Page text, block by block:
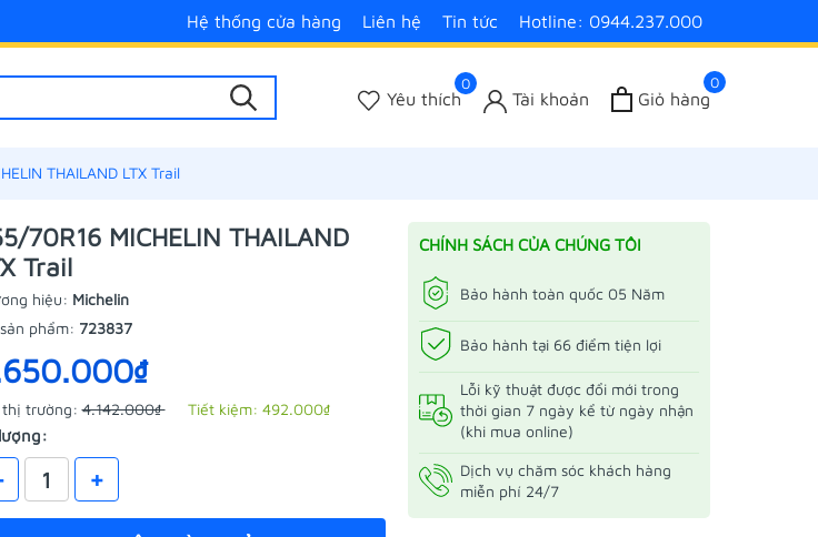
Hệ thống cửa hàng Liên hệ Tin tức Hotline: 0944.237.000
0
Yêu thích Tài khoản
0
Giỏ hàng
THAILAND LTX Trail
70R16 MICHELIN THAILAND
Trail
hiệu: Michelin
phẩm: 723837
thị trường:4.142.000₫ Tiết kiệm: 492.000₫
+
CHÍNH SÁCH CỦA CHÚNG TÔI
Bảo hành toàn quốc 05 Năm
Bảo hành tại 66 điểm tiện lợi
Lỗi kỹ thuật được đổi mới trong
thời gian 7 ngày kể từ ngày nhận
(khi mua online)
Dịch vụ chăm sóc khách hàng
miễn phí 24/7